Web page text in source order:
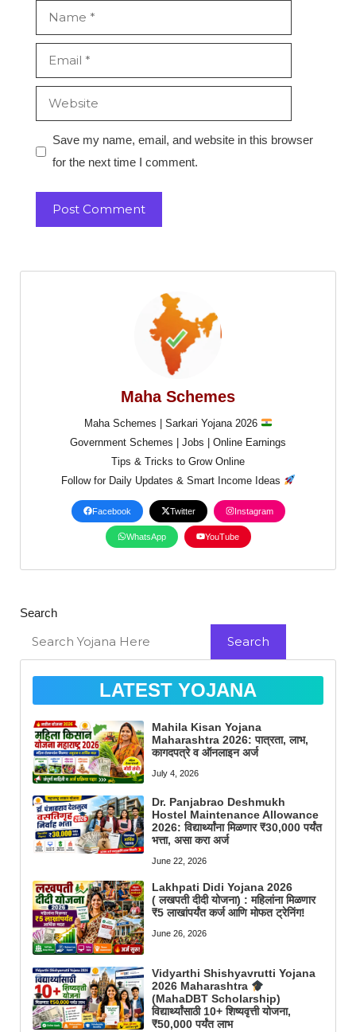
Name
Email
Website
Save my name, email, and website in this browser
for the next time I comment.
Maha Schemes
Maha Schemes | Sarkari Yojana 2026
Government Schemes | Jobs | Online Earnings
Tips & Tricks to Grow Online
Follow for Daily Updates & Smart Income Ideas
Facebook Twitter Instagram
WhatsApp YouTube
Search
Search
LATEST YOJANA
Mahila Kisan Yojana
Maharashtra 2026: पात्रता, लाभ,
कागदपत्रे व ऑनलाइन अर्ज
July 4, 2026
Dr. Panjabrao Deshmukh
Hostel Maintenance Allowance
2026: विद्यार्थ्यांना मिळणार ₹30,000 पर्यंत
भत्ता, असा करा अर्ज
June 22, 2026
Lakhpati Didi Yojana 2026
( लखपती दीदी योजना) : महिलांना मिळणार
₹5 लाखांपर्यंत कर्ज आणि मोफत ट्रेनिंग!
June 26, 2026
Vidyarthi Shishyavrutti Yojana
2026 Maharashtra
(MahaDBT Scholarship)
विद्यार्थ्यांसाठी 10+ शिष्यवृत्ती योजना,
₹50,000 पर्यंत लाभ